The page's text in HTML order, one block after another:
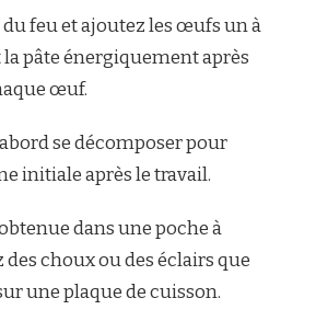
du feu et ajoutez les œufs un à
pâte énergiquement après
œuf.
se décomposer pour
initiale après le travail.
dans une poche à
choux ou des éclairs que
une plaque de cuisson.